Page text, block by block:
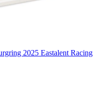
2025 Eastalent Racing